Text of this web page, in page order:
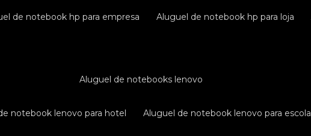
de notebook hp para empresa aluguel de notebook hp para loja
aluguel de notebooks lenovo
notebook lenovo para hotel aluguel de notebook lenovo para escola